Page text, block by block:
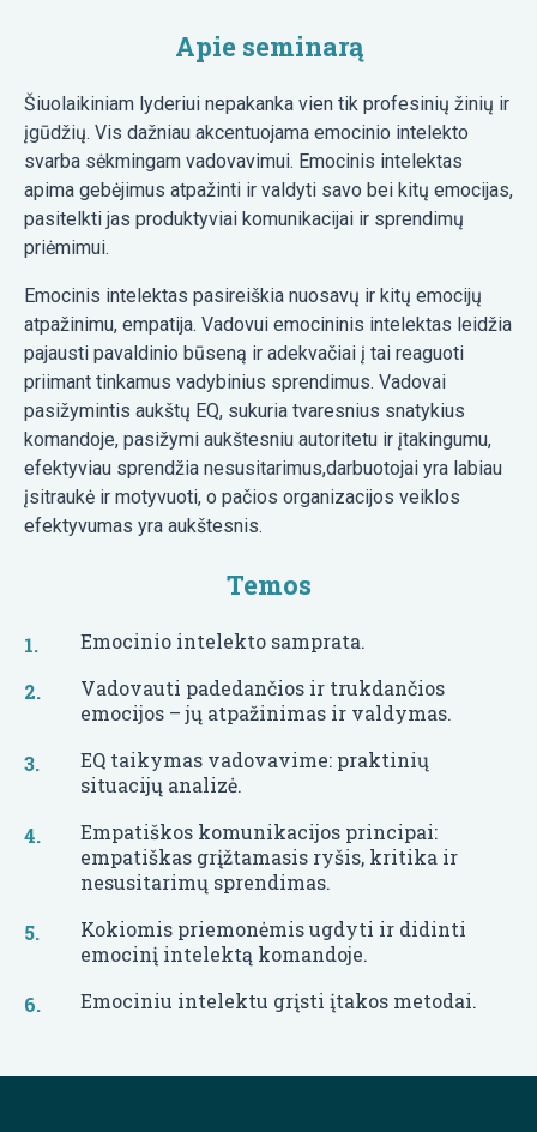
Apie seminarą
Šiuolaikiniam lyderiui nepakanka vien tik profesinių žinių ir
įgūdžių. Vis dažniau akcentuojama emocinio intelekto
svarba sėkmingam vadovavimui. Emocinis intelektas
apima gebėjimus atpažinti ir valdyti savo bei kitų emocijas,
pasitelkti jas produktyviai komunikacijai ir sprendimų
priėmimui.
Emocinis intelektas pasireiškia nuosavų ir kitų emocijų
atpažinimu, empatija. Vadovui emocininis intelektas leidžia
pajausti pavaldinio būseną ir adekvačiai į tai reaguoti
priimant tinkamus vadybinius sprendimus. Vadovai
pasižymintis aukštų EQ, sukuria tvaresnius snatykius
komandoje, pasižymi aukštesniu autoritetu ir įtakingumu,
efektyviau sprendžia nesusitarimus,darbuotojai yra labiau
įsitraukė ir motyvuoti, o pačios organizacijos veiklos
efektyvumas yra aukštesnis.
Temos
Emocinio intelekto samprata.
Vadovauti padedančios ir trukdančios
emocijos – jų atpažinimas ir valdymas.
EQ taikymas vadovavime: praktinių
situacijų analizė.
Empatiškos komunikacijos principai:
empatiškas grįžtamasis ryšis, kritika ir
nesusitarimų sprendimas.
Kokiomis priemonėmis ugdyti ir didinti
emocinį intelektą komandoje.
Emociniu intelektu grįsti įtakos metodai.